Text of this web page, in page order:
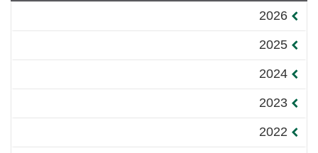
2026
2025
2024
2023
2022